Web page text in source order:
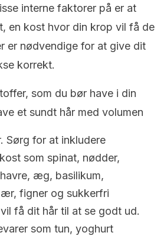
interne faktorer på er at
en kost hvor din krop vil få de
er nødvendige for at give dit
korrekt.
som du bør have i din
et sundt hår med volumen
Sørg for at inkludere
som spinat, nødder,
æg, basilikum,
figner og sukkerfri
få dit hår til at se godt ud.
som tun, yoghurt